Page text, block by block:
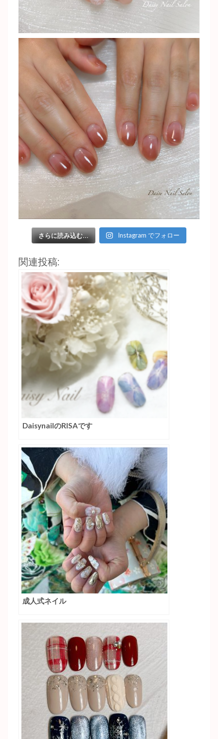
さらに読み込む... Instagram でフォロー
関連投稿:
DaisynailのRISAです
成人式ネイル